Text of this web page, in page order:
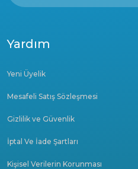
Yardım
Yeni Üyelik
Mesafeli Satış Sözleşmesi
Gizlilik ve Güvenlik
İptal Ve İade Şartları
Kişisel Verilerin Korunması